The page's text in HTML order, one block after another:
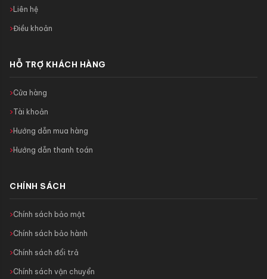
Liên hệ
Điều khoản
HỖ TRỢ KHÁCH HÀNG
Cửa hàng
Tài khoản
Hướng dẫn mua hàng
Hướng dẫn thanh toán
CHÍNH SÁCH
Chính sách bảo mật
Chính sách bảo hành
Chính sách đổi trả
Chính sách vận chuyển